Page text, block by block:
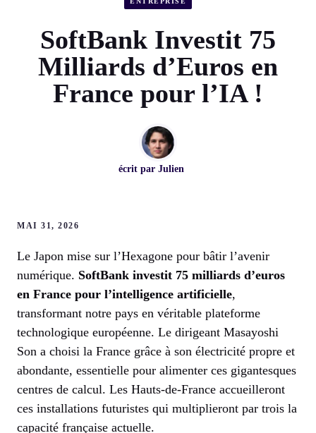
SoftBank Investit 75
Milliards d’Euros en
France pour l’IA !
écrit par Julien
MAI 31, 2026
Le Japon mise sur l’Hexagone pour bâtir l’avenir
numérique. SoftBank investit 75 milliards d’euros
en France pour l’intelligence artificielle,
transformant notre pays en véritable plateforme
technologique européenne. Le dirigeant Masayoshi
Son a choisi la France grâce à son électricité propre et
abondante, essentielle pour alimenter ces gigantesques
centres de calcul. Les Hauts-de-France accueilleront
ces installations futuristes qui multiplieront par trois la
capacité française actuelle.